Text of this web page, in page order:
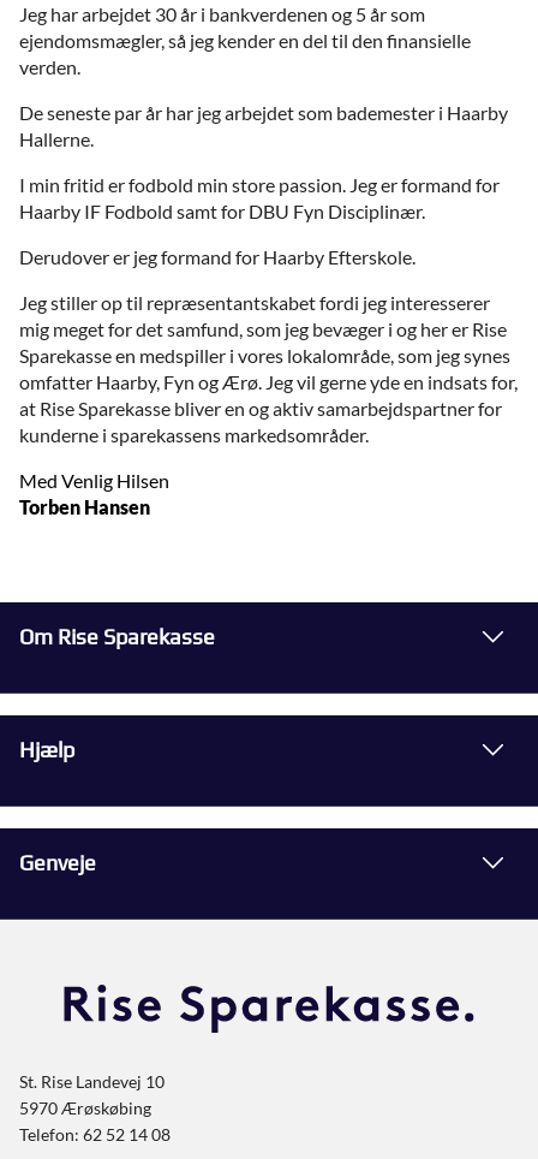
Jeg har arbejdet 30 år i bankverdenen og 5 år som
ejendomsmægler, så jeg kender en del til den finansielle
verden.
De seneste par år har jeg arbejdet som bademester i Haarby
Hallerne.
I min fritid er fodbold min store passion. Jeg er formand for
Haarby IF Fodbold samt for DBU Fyn Disciplinær.
Derudover er jeg formand for Haarby Efterskole.
Jeg stiller op til repræsentantskabet fordi jeg interesserer
mig meget for det samfund, som jeg bevæger i og her er Rise
Sparekasse en medspiller i vores lokalområde, som jeg synes
omfatter Haarby, Fyn og Ærø. Jeg vil gerne yde en indsats for,
at Rise Sparekasse bliver en og aktiv samarbejdspartner for
kunderne i sparekassens markedsområder.
Med Venlig Hilsen
Torben Hansen
Om Rise Sparekasse
Hjælp
Genveje
St. Rise Landevej 10
5970 Ærøskøbing
Telefon: 62 52 14 08